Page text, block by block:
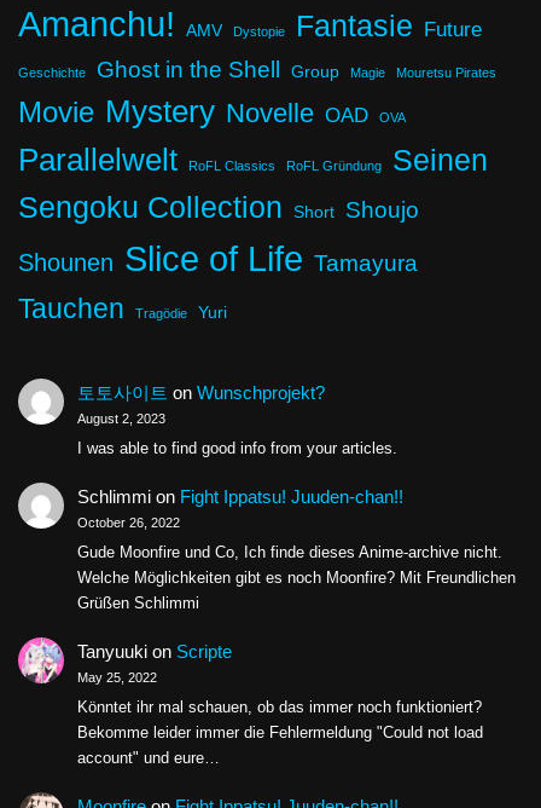
Amanchu! AMV Dystopie Fantasie Future
Geschichte Ghost in the Shell Group Magie Mouretsu Pirates
Movie Mystery Novelle OAD OVA
Parallelwelt RoFL Classics RoFL Gründung
Seinen
Sengoku Collection
Short Shoujo
Shounen Slice of Life Tamayura
Tauchen Tragödie Yuri
토토사이트 on Wunschprojekt?
August 2, 2023
I was able to find good info from your articles.
Schlimmion Fight Ippatsu! Juuden-chan!!
October 26, 2022
Gude Moonfire und Co, Ich finde dieses Anime-archive nicht.
Welche Möglichkeiten gibt es noch Moonfire? Mit Freundlichen
Grüßen Schlimmi
Tanyuukion Scripte
May 25, 2022
Könntet ihr mal schauen, ob das immer noch funktioniert?
Bekomme leider immer die Fehlermeldung "Could not load
account" und eure…